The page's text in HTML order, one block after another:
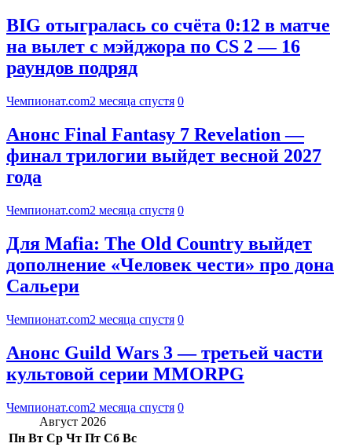
BIG отыгралась со счёта 0:12 в матче
на вылет с мэйджора по CS 2 — 16
раундов подряд
Чемпионат.com2 месяца спустя 0
Анонс Final Fantasy 7 Revelation —
финал трилогии выйдет весной 2027
года
Чемпионат.com2 месяца спустя 0
Для Mafia: The Old Country выйдет
дополнение «Человек чести» про дона
Сальери
Чемпионат.com2 месяца спустя 0
Анонс Guild Wars 3 — третьей части
культовой серии MMORPG
Чемпионат.com2 месяца спустя 0
Август 2026
Пн Вт Ср Чт Пт Сб Вс